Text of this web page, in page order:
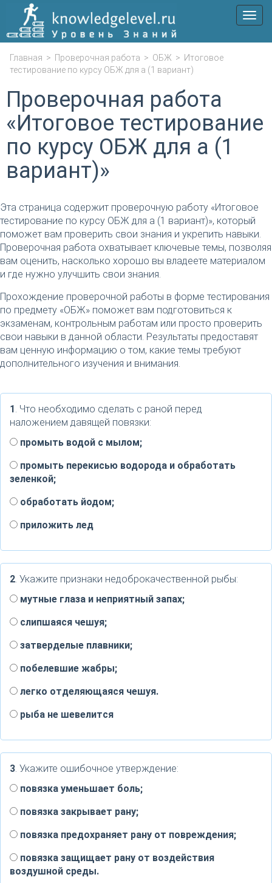
Меню
Главная > Проверочная работа > ОБЖ > Итоговое
тестирование по курсу ОБЖ для а (1 вариант)
Проверочная работа
«Итоговое тестирование
по курсу ОБЖ для а (1
вариант)»
Эта страница содержит проверочную работу «Итоговое
тестирование по курсу ОБЖ для а (1 вариант)», который
поможет вам проверить свои знания и укрепить навыки.
Проверочная работа охватывает ключевые темы, позволяя
вам оценить, насколько хорошо вы владеете материалом
и где нужно улучшить свои знания.
Прохождение проверочной работы в форме тестирования
по предмету «ОБЖ» поможет вам подготовиться к
экзаменам, контрольным работам или просто проверить
свои навыки в данной области. Результаты предоставят
вам ценную информацию о том, какие темы требуют
дополнительного изучения и внимания.
1. Что необходимо сделать с раной перед
наложением давящей повязки:
промыть водой с мылом;
промыть перекисью водорода и обработать
зеленкой;
обработать йодом;
приложить лед
2. Укажите признаки недоброкачественной рыбы:
мутные глаза и неприятный запах;
слипшаяся чешуя;
затверделые плавники;
побелевшие жабры;
легко отделяющаяся чешуя.
рыба не шевелится
3. Укажите ошибочное утверждение:
повязка уменьшает боль;
повязка закрывает рану;
повязка предохраняет рану от повреждения;
повязка защищает рану от воздействия
воздушной среды.